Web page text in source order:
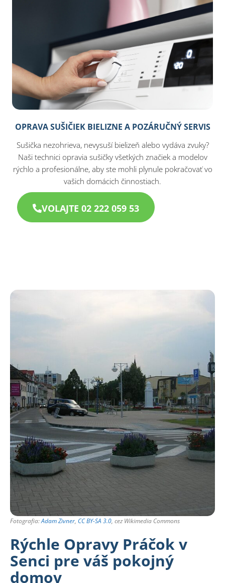
OPRAVA SUŠIČIEK BIELIZNE A POZÁRUČNÝ SERVIS
Sušička nezohrieva, nevysuší bielizeň alebo vydáva zvuky?
Naši technici opravia sušičky všetkých značiek a modelov
rýchlo a profesionálne, aby ste mohli plynule pokračovať vo
vašich domácich činnostiach.
VOLAJTE 02 222 059 53
Fotografia:Adam Zivner, CC BY-SA 3.0, cez Wikimedia Commons
Rýchle Opravy Práčok v
Senci pre váš pokojný
domov